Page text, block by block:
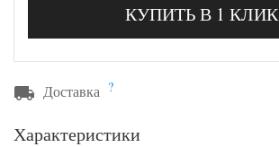
КУПИТЬ В 1 КЛИК
Доставка ?
Характеристики